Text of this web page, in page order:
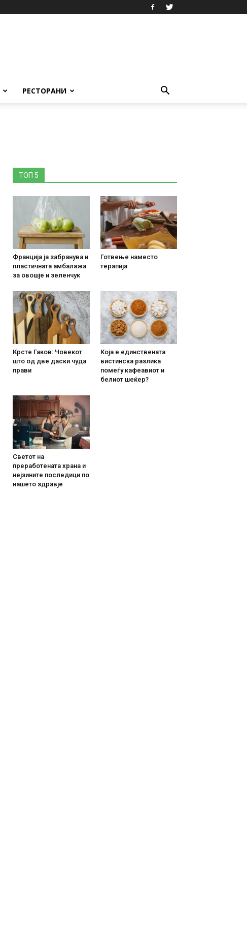
РЕСТОРАНИ
ТОП 5
Франција ја забранува и
пластичната амбалажа
за овошје и зеленчук
Готвење наместо
терапија
Крсте Гаков: Човекот
што од две даски чуда
прави
Која е единствената
вистинска разлика
помеѓу кафеавиот и
белиот шеќер?
Светот на
преработената храна и
нејзините последици по
нашето здравје